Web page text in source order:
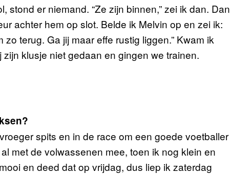
stond er niemand. “Ze zijn binnen,” zei ik dan. Dan
achter hem op slot. Belde ik Melvin op en zei ik:
terug. Ga jij maar effe rustig liggen.” Kwam ik
klusje niet gedaan en gingen we trainen.
spits en in de race om een goede voetballer
met de volwassenen mee, toen ik nog klein en
en deed dat op vrijdag, dus liep ik zaterdag